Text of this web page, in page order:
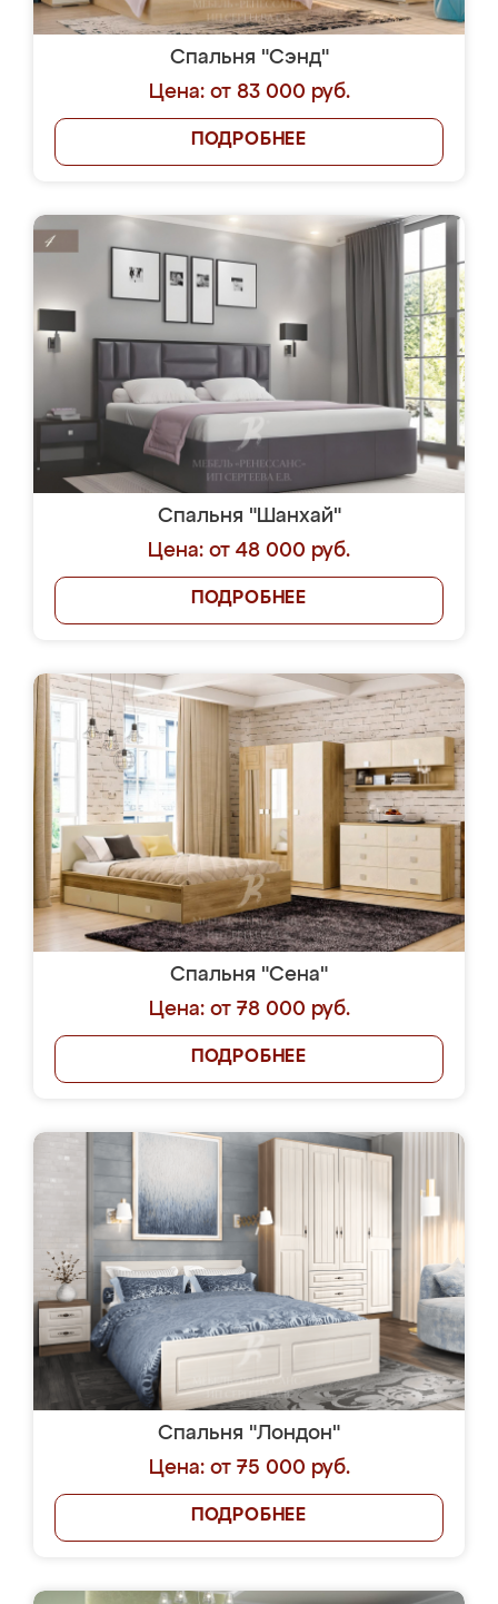
Спальня "Сэнд"
Цена: от 83 000 руб.
ПОДРОБНЕЕ
Спальня "Шанхай"
Цена: от 48 000 руб.
ПОДРОБНЕЕ
Спальня "Сена"
Цена: от 78 000 руб.
ПОДРОБНЕЕ
Спальня "Лондон"
Цена: от 75 000 руб.
ПОДРОБНЕЕ